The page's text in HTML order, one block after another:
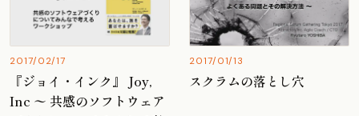
2017/02/17
『ジョイ・インク』 Joy,
Inc 〜 共感のソフトウェア
2017/01/13
スクラムの落とし穴